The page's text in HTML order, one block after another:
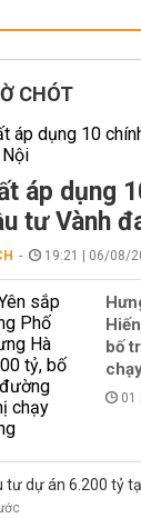
CHÓT
áp dụng
tư Vành
19:21 | 06/08/
bố
01
tư dự án 6.200 tỷ